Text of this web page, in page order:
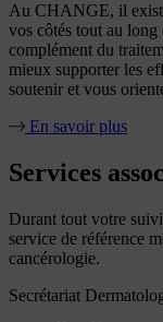
Au CHANGE, il
vos côtés tout au long
complément du
mieux supporter les
soutenir et vous
En savoir plus
Services
Durant tout votre
service de référence
cancérologie.
Secrétariat